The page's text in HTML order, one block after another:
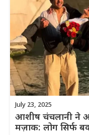
July 23, 2025
आशीष चंचलानी ने
मज़ाक: लोग सिर्फ